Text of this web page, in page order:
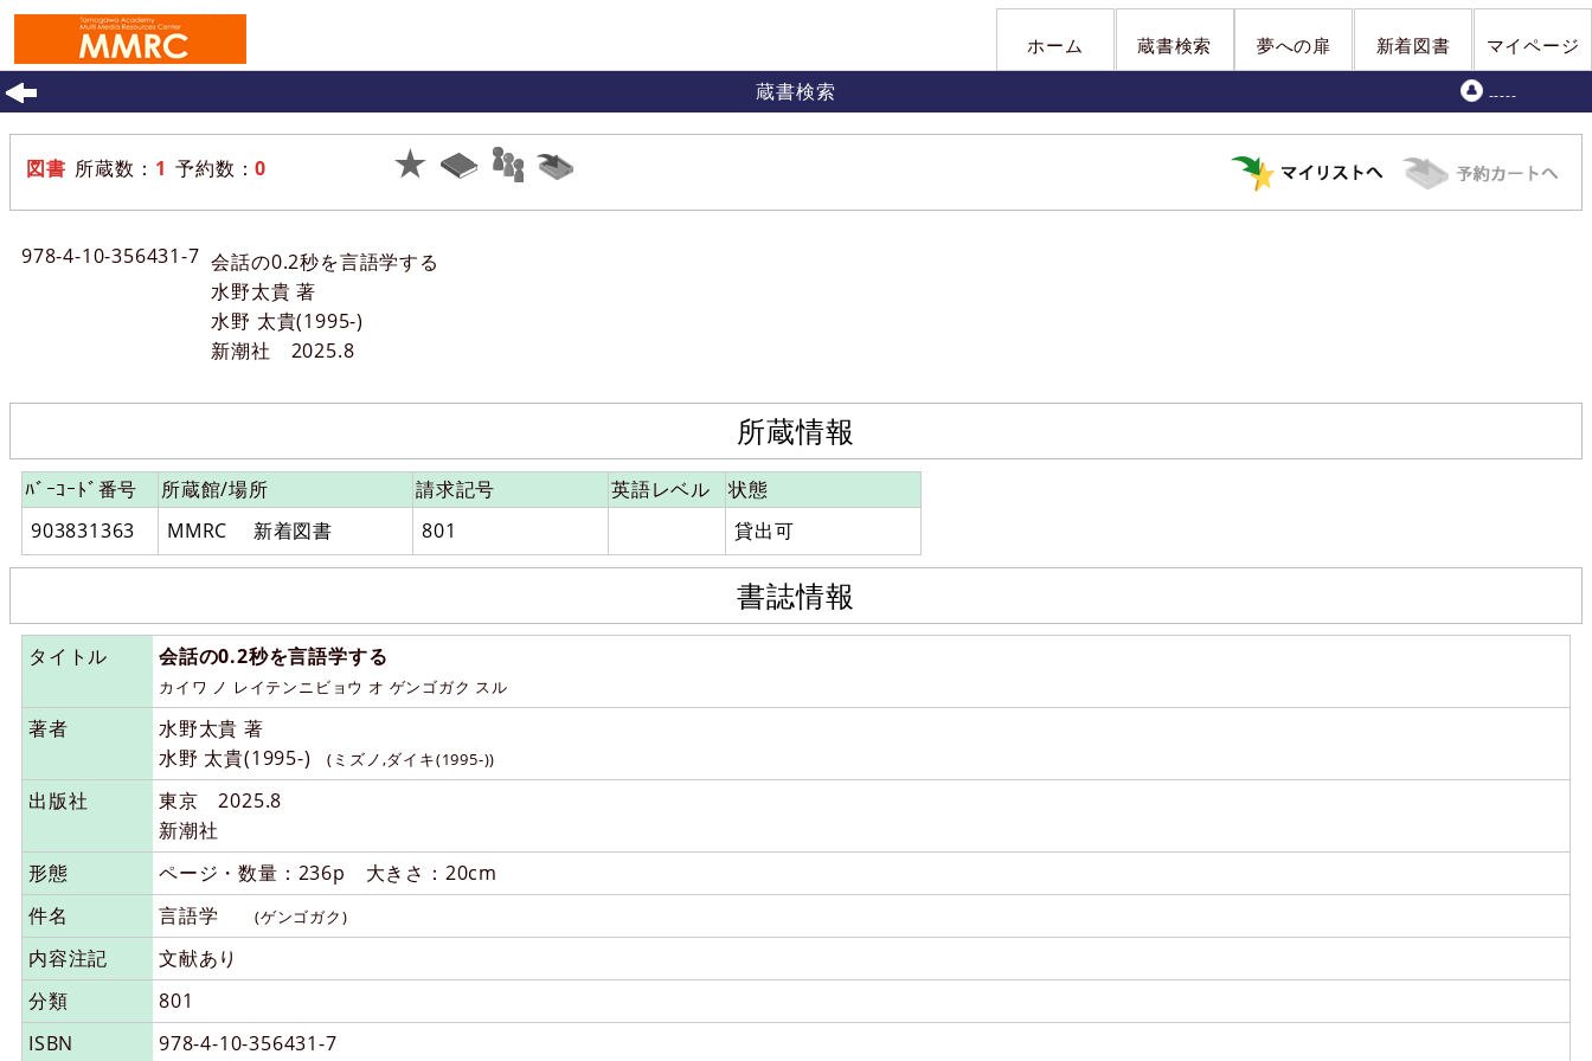
ホーム 蔵書検索 夢への扉 新着図書 マイページ
ホーム>一覧表示> 詳細
蔵書検索 -----
図書 所蔵数： 1 予約数：0
978-4-10-356431-7 会話の0.2秒を言語学する
水野太貴 著
水野 太貴(1995-)
新潮社 2025.8
所蔵情報
ﾊﾞｰｺｰﾄﾞ番号 所蔵館/場所 請求記号 英語レベル
状態
903831363
MMRC 新着図書 801 貸出可
書誌情報
タイトル 会話の0.2秒を言語学する
カイワ ノ レイテンニビョウ オ ゲンゴガク スル
著者
水野太貴 著
水野 太貴(1995-) (ミズノ,ダイキ(1995-))
出版社
東京 2025.8
新潮社
形態
ページ・数量：236p 大きさ：20cm
件名
言語学 (ゲンゴガク)
内容注記
文献あり
分類
801
ISBN
978-4-10-356431-7